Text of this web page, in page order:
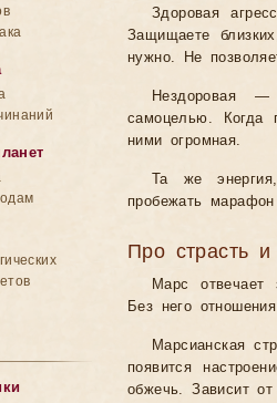
Здоровая
Защищаете
нужно. Не
Нездоровая —
самоцелью. Когда
ними огромная.
Та же
пробежать
Про страсть и
Марс отвечает
Без него
Марсианская
появится
обжечь. Зависит